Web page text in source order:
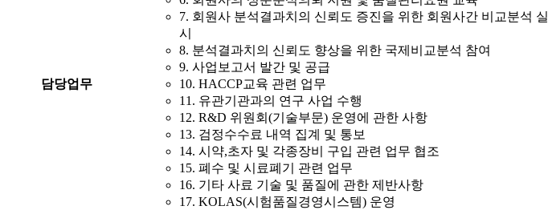
담당업무
7. 회원사 분석결과치의 신뢰도 증진을 위한 회원사간 비교분석 실
시
8. 분석결과치의 신뢰도 향상을 위한 국제비교분석 참여
9. 사업보고서 발간 및 공급
10. HACCP교육 관련 업무
11. 유관기관과의 연구 사업 수행
12. R&D 위원회(기술부문) 운영에 관한 사항
13. 검정수수료 내역 집계 및 통보
14. 시약,초자 및 각종장비 구입 관련 업무 협조
15. 폐수 및 시료폐기 관련 업무
16. 기타 사료 기술 및 품질에 관한 제반사항
17. KOLAS(시험품질경영시스템) 운영